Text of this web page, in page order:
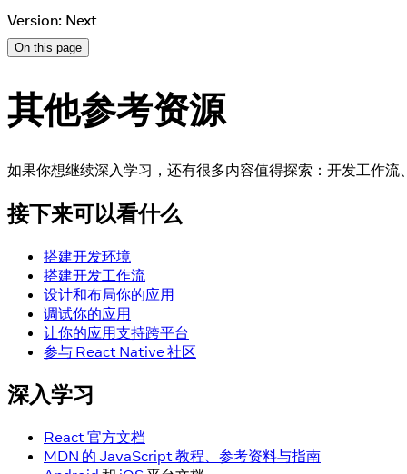
Version: Next
On this page
其他参考资源
如果你想继续深入学习，还有很多内容值得探索：开发工作
接下来可以看什么
搭建开发环境
搭建开发工作流
设计和布局你的应用
调试你的应用
让你的应用支持跨平台
参与 React Native 社区
深入学习
React 官方文档
MDN 的 JavaScript 教程、参考资料与指南